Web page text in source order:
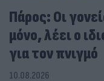
Πάρος: Οι
μόνο, λέει ο
για τον πνιγμό
10.08.2026